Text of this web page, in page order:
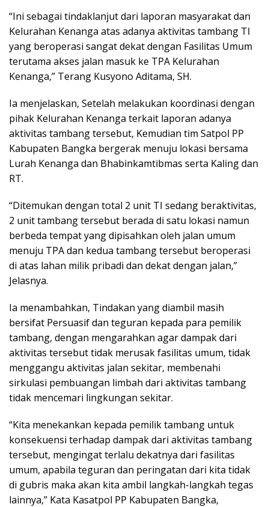
“Ini sebagai tindaklanjut dari laporan masyarakat dan
Kelurahan Kenanga atas adanya aktivitas tambang TI
yang beroperasi sangat dekat dengan Fasilitas Umum
terutama akses jalan masuk ke TPA Kelurahan
Kenanga,” Terang Kusyono Aditama, SH.
Ia menjelaskan, Setelah melakukan koordinasi dengan
pihak Kelurahan Kenanga terkait laporan adanya
aktivitas tambang tersebut, Kemudian tim Satpol PP
Kabupaten Bangka bergerak menuju lokasi bersama
Lurah Kenanga dan Bhabinkamtibmas serta Kaling dan
RT.
“Ditemukan dengan total 2 unit TI sedang beraktivitas,
2 unit tambang tersebut berada di satu lokasi namun
berbeda tempat yang dipisahkan oleh jalan umum
menuju TPA dan kedua tambang tersebut beroperasi
di atas lahan milik pribadi dan dekat dengan jalan,”
Jelasnya.
Ia menambahkan, Tindakan yang diambil masih
bersifat Persuasif dan teguran kepada para pemilik
tambang, dengan mengarahkan agar dampak dari
aktivitas tersebut tidak merusak fasilitas umum, tidak
menggangu aktivitas jalan sekitar, membenahi
sirkulasi pembuangan limbah dari aktivitas tambang
tidak mencemari lingkungan sekitar.
“Kita menekankan kepada pemilik tambang untuk
konsekuensi terhadap dampak dari aktivitas tambang
tersebut, mengingat terlalu dekatnya dari fasilitas
umum, apabila teguran dan peringatan dari kita tidak
di gubris maka akan kita ambil langkah-langkah tegas
lainnya,” Kata Kasatpol PP Kabupaten Bangka,